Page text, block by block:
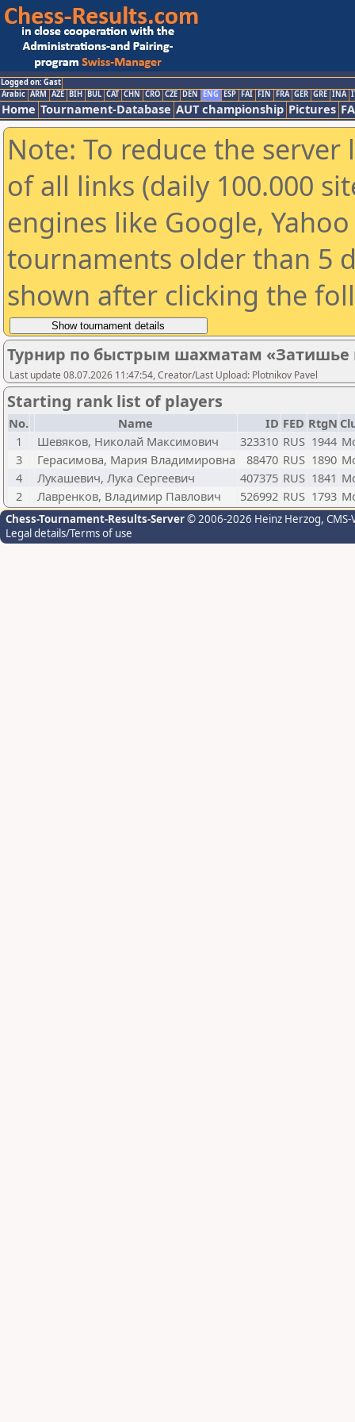
Logged on: Gast
Arabic ARM AZE BIH BUL CAT CHN CRO CZE DEN ENG ESP FAI FIN FRA GER GRE INA
Home Tournament-Database AUT championship Pictures
Note: To reduce the
of all links (daily 100.000
engines like Google,
tournaments older than 5
shown after clicking the
Турнир по быстрым шахматам «Затишье
Last update 08.07.2026 11:47:54, Creator/Last Upload: Plotnikov Pavel
Starting rank list of players
No. Name ID FED RtgN
1
Шевяков, Николай Максимович 323310 RUS 1944
3
Герасимова, Мария Владимировна 88470 RUS 1890
4
Лукашевич, Лука Сергеевич 407375 RUS 1841
2
Лавренков, Владимир Павлович 526992 RUS 1793
Chess-Tournament-Results-Server© 2006-2026 Heinz Herzog,
Legal details/Terms of use